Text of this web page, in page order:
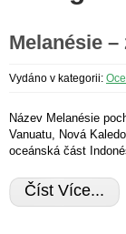
Melanésie
Vydáno v kategorii:
Název Melanésie
Vanuatu, Nová
oceánská část
Číst Více...